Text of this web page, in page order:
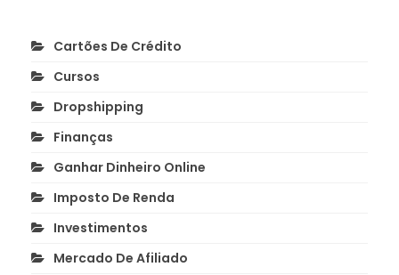
Cartões De Crédito
Cursos
Dropshipping
Finanças
Ganhar Dinheiro Online
Imposto De Renda
Investimentos
Mercado De Afiliado